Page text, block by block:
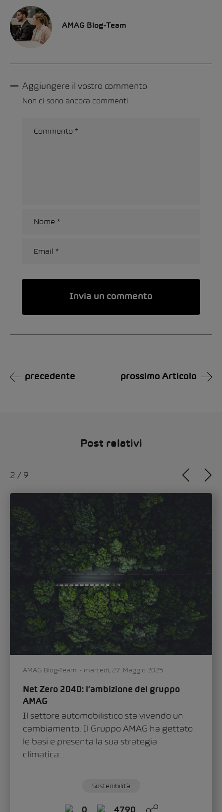
AMAG Blog-Team
Aggiungere il vostro commento
Non ci sono ancora commenti.
precedente prossimo Articolo
Post relativi
2 / 9
AMAG Blog-Team martedì, 27. Maggio 2025
Net Zero 2040: l’ambizione del gruppo
AMAG
Il settore automobilistico sta vivendo un
cambiamento. Il Gruppo AMAG ha gettato
le basi e presenta la sua strategia
climatica:...
Sostenibilità